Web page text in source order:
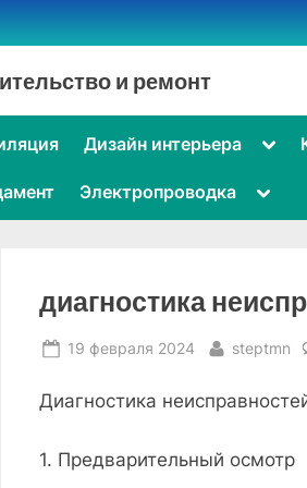
и ремонт
Дизайн интерьера
Электропроводка
Toggle
menu
диагностика
Posted
19 февраля 2024 By
steptmn
Диагностика
1. Предварительный осмотр